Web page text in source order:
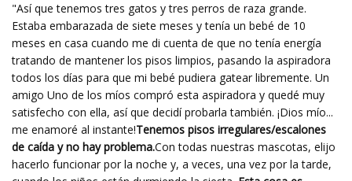
"Así que tenemos tres gatos y tres perros de raza grande.
Estaba embarazada de siete meses y tenía un bebé de 10
meses en casa cuando me di cuenta de que no tenía energía
tratando de mantener los pisos limpios, pasando la aspiradora
todos los días para que mi bebé pudiera gatear libremente. Un
amigo Uno de los míos compró esta aspiradora y quedé muy
satisfecho con ella, así que decidí probarla también. ¡Dios mío...
me enamoré al instante!Tenemos pisos irregulares/escalones
de caída y no hay problema.Con todas nuestras mascotas, elijo
hacerlo funcionar por la noche y, a veces, una vez por la tarde,